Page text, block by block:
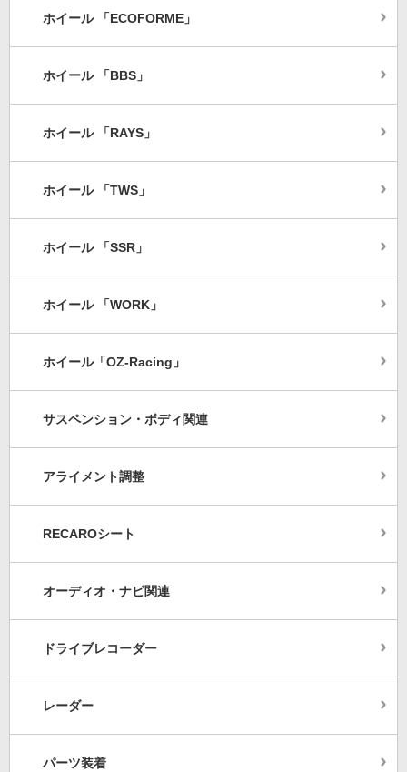
ホイール 「ECOFORME」
ホイール 「BBS」
ホイール 「RAYS」
ホイール 「TWS」
ホイール 「SSR」
ホイール 「WORK」
ホイール「OZ-Racing」
サスペンション・ボディ関連
アライメント調整
RECAROシート
オーディオ・ナビ関連
ドライブレコーダー
レーダー
パーツ装着